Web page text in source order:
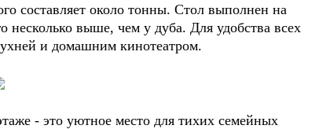
составляет около тонны. Стол выполнен на
несколько выше, чем у дуба. Для удобства всех
и домашним кинотеатром.
- это уютное место для тихих семейных